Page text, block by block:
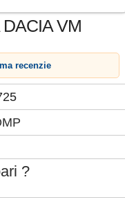
VM
recenzie
?